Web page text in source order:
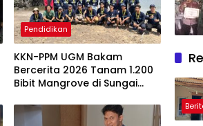
Pendidikan
KKN-PPM UGM Bakam
Bercerita 2026 Tanam 1.200
Bibit Mangrove di Sungai